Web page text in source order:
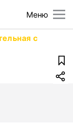
Меню
с